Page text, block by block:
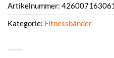
Artikelnummer:
Kategorie: Fitnessbänder